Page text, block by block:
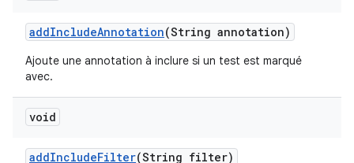
addIncludeAnnotation(String annotation)
Ajoute une annotation à inclure si un test est marqué
avec.
void
addIncludeFilter(String filter)